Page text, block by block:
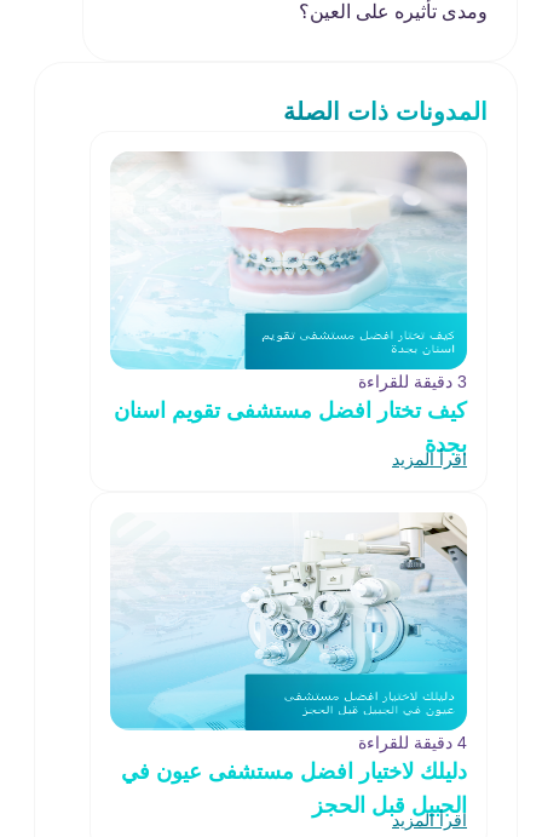
ومدى تأثيره على العين؟
المدونات ذات الصلة
3 دقيقة للقراءة
كيف تختار افضل مستشفى تقويم اسنان
بجدة
اقرأ المزيد
4 دقيقة للقراءة
دليلك لاختيار افضل مستشفى عيون في
الجبيل قبل الحجز
اقرأ المزيد